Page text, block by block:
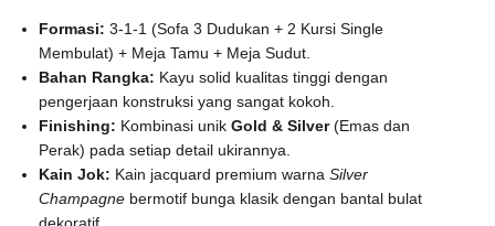
Formasi: 3-1-1 (Sofa 3 Dudukan + 2 Kursi Single
Membulat) + Meja Tamu + Meja Sudut.
Bahan Rangka: Kayu solid kualitas tinggi dengan
pengerjaan konstruksi yang sangat kokoh.
Finishing: Kombinasi unik Gold & Silver(Emas dan
Perak) pada setiap detail ukirannya.
Kain Jok: Kain jacquard premium warna Silver
Champagne bermotif bunga klasik dengan bantal bulat